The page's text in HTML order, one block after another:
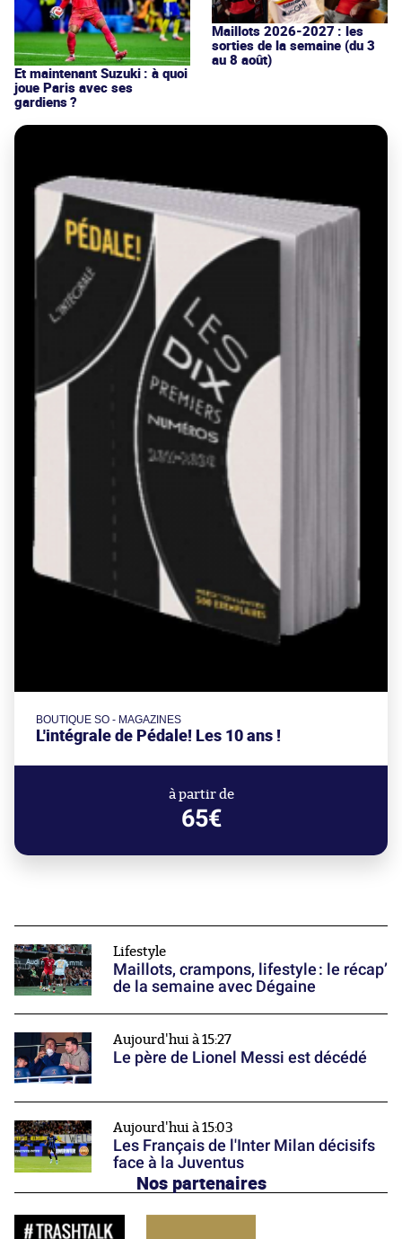
Et maintenant Suzuki : à quoi
joue Paris avec ses
gardiens ?
Maillots 2026-2027 : les
sorties de la semaine (du 3
au 8 août)
BOUTIQUE SO - MAGAZINES
L'intégrale de Pédale! Les 10 ans !
à partir de
65€
Lifestyle
Maillots, crampons, lifestyle : le récap’
de la semaine avec Dégaine
Aujourd'hui à 15:27
Le père de Lionel Messi est décédé
Aujourd'hui à 15:03
Les Français de l'Inter Milan décisifs
face à la Juventus
Nos partenaires